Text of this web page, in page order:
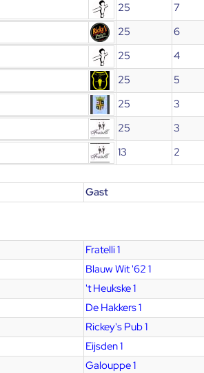
25 7
25 6
25 4
25 5
25 3
25 3
13 2
Gast
Fratelli 1
Blauw Wit '62 1
't Heukske 1
De Hakkers 1
Rickey's Pub 1
Eijsden 1
Galouppe 1